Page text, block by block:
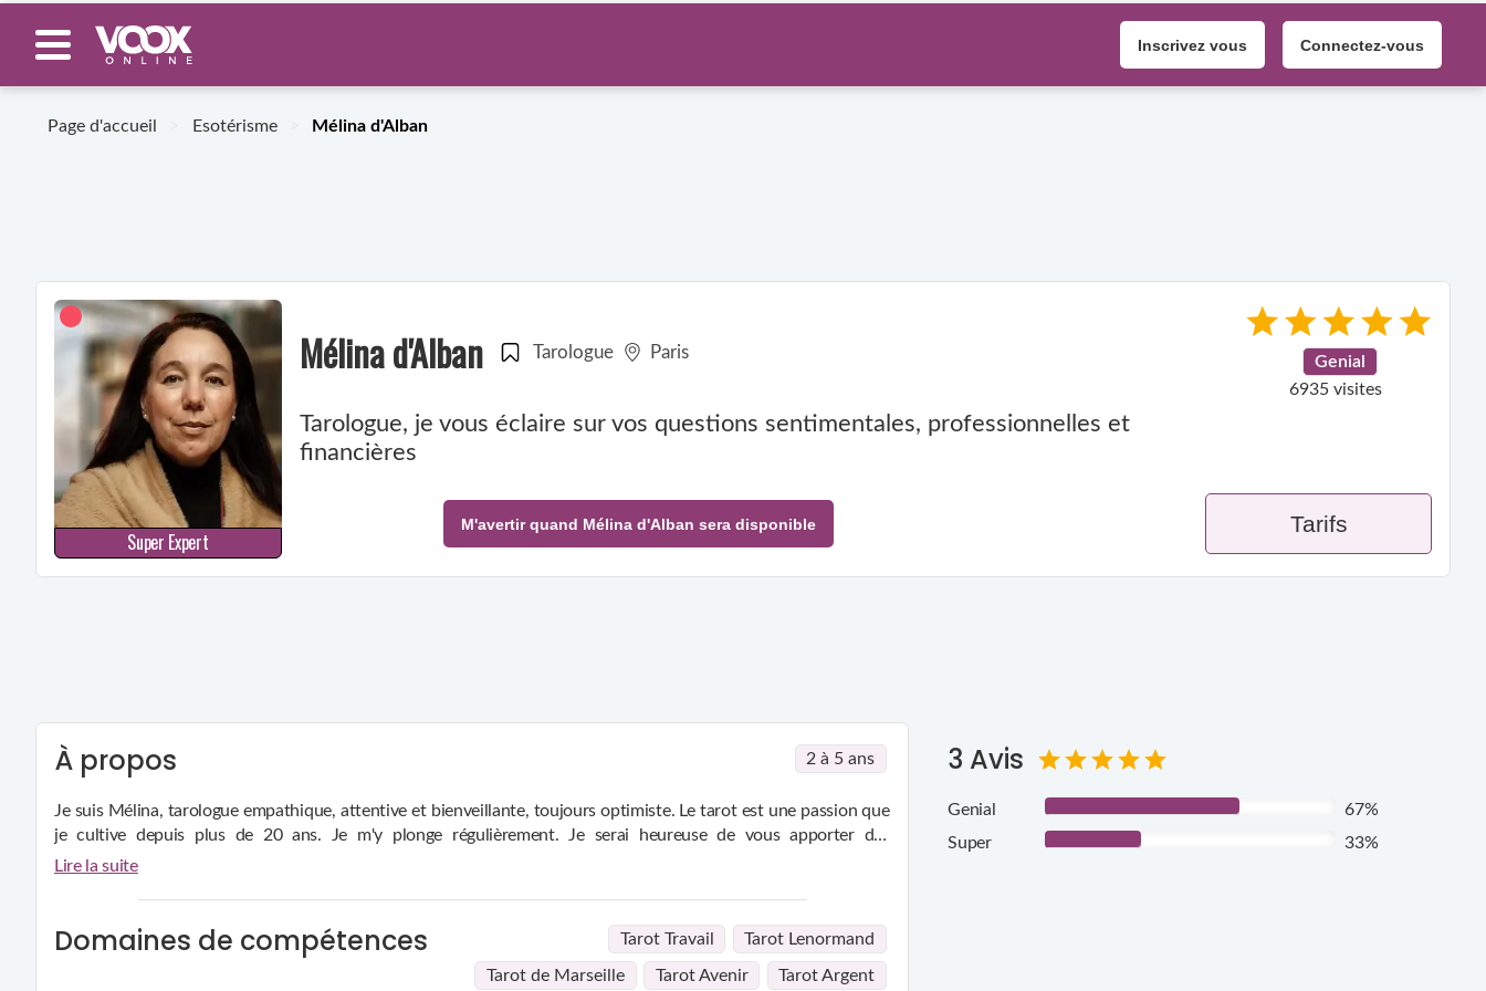
Inscrivez vous Connectez-vous
Page d'accueil Esotérisme Mélina d'Alban
Super Expert
Mélina d'Alban Tarologue Paris
Genial
6935 visites
Tarologue, je vous éclaire sur vos questions sentimentales, professionnelles et
financières
M'avertir quand Mélina d'Alban sera disponible Tarifs
À propos 2 à 5 ans
Je suis Mélina, tarologue empathique, attentive et bienveillante, toujours optimiste. Le tarot est une passion que
je cultive depuis plus de 20 ans. Je m'y plonge régulièrement. Je serai heureuse de vous apporter des
éclaircissements sur les problématiques que vous rencontrez actuellement.
Présente au Salon des Arts Divinatoires en Février 2024 au Salon du Destin!
Lire la suite
Domaines de compétences Tarot Travail Tarot Lenormand
Tarot de Marseille Tarot Avenir Tarot Argent
3 Avis
Genial
67%
Super
33%